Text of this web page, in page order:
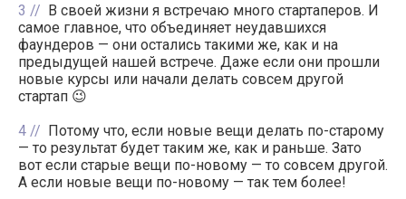
3
В своей жизни я встречаю много стартаперов. И
самое главное, что объединяет неудавшихся
фаундеров — они остались такими же, как и на
предыдущей нашей встрече. Даже если они прошли
новые курсы или начали делать совсем другой
стартап 😉
4
Потому что, если новые вещи делать по-старому
— то результат будет таким же, как и раньше. Зато
вот если старые вещи по-новому — то совсем другой.
А если новые вещи по-новому — так тем более!